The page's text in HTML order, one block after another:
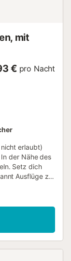
mit
€ pro Nacht
erlaubt)
der Nähe des
Setz dich
Ausflüge zu
Riu Strand (17
du im Garten
Patio etwas
Wenn du
WLAN-